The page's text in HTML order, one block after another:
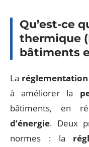
Qu’est-ce
thermique
bâtiments
La
à améliorer la
bâtiments, en
d’énergie. Deux
normes : la